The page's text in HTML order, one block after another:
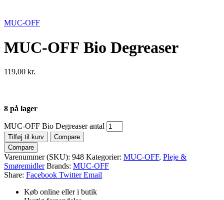
MUC-OFF
MUC-OFF Bio Degreaser
119,00 kr.
8 på lager
MUC-OFF Bio Degreaser antal
Tilføj til kurv
Compare
Compare
Varenummer (SKU): 948 Kategorier: MUC-OFF, Pleje &
Smøremidler Brands: MUC-OFF
Share: Facebook Twitter Email
Køb online eller i butik